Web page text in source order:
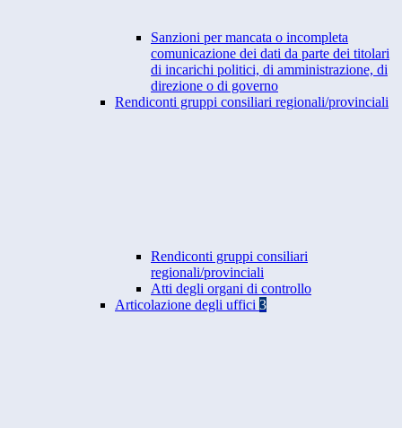
Sanzioni per mancata o incompleta
comunicazione dei dati da parte dei titolari
di incarichi politici, di amministrazione, di
direzione o di governo
Rendiconti gruppi consiliari regionali/provinciali
Rendiconti gruppi consiliari
regionali/provinciali
Atti degli organi di controllo
Articolazione degli uffici 3